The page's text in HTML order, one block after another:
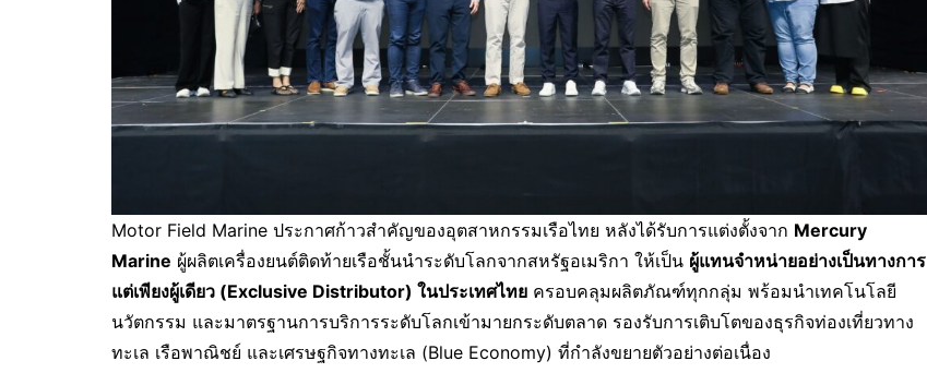
Motor Field Marine ประกาศก้าวสำคัญของอุตสาหกรรมเรือไทย หลังได้รับการแต่งตั้งจาก Mercury
Marine ผู้ผลิตเครื่องยนต์ติดท้ายเรือชั้นนำระดับโลกจากสหรัฐอเมริกา ให้เป็น ผู้แทนจำหน่ายอย่างเป็นทางการ
แต่เพียงผู้เดียว (Exclusive Distributor) ในประเทศไทย ครอบคลุมผลิตภัณฑ์ทุกกลุ่ม พร้อมนำเทคโนโลยี
นวัตกรรม และมาตรฐานการบริการระดับโลกเข้ามายกระดับตลาด รองรับการเติบโตของธุรกิจท่องเที่ยวทาง
ทะเล เรือพาณิชย์ และเศรษฐกิจทางทะเล (Blue Economy) ที่กำลังขยายตัวอย่างต่อเนื่อง